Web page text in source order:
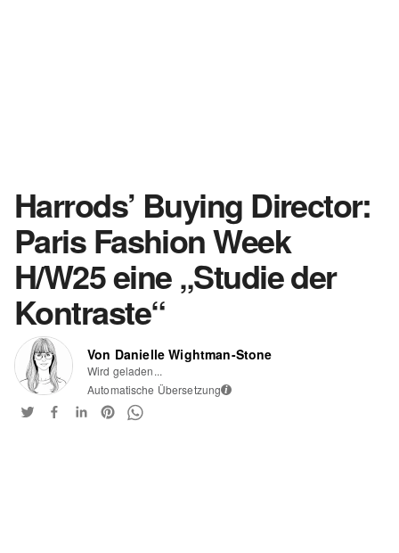
Harrods’ Buying Director:
Paris Fashion Week
H/W25 eine „Studie der
Kontraste“
Von Danielle Wightman-Stone
Wird geladen...
Automatische Übersetzung i